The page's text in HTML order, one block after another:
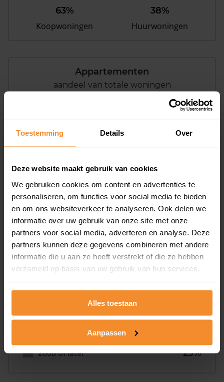
Toestemming Details Over
Deze website maakt gebruik van cookies
We gebruiken cookies om content en advertenties te
personaliseren, om functies voor social media te bieden
en om ons websiteverkeer te analyseren. Ook delen we
informatie over uw gebruik van onze site met onze
partners voor social media, adverteren en analyse. Deze
partners kunnen deze gegevens combineren met andere
informatie die u aan ze heeft verstrekt of die ze hebben
verzameld op basis van uw gebruik van hun services.
Alles toestaan
Aanpassen
63%
Koopwoningen
38%
Huurwoningen
Appartementen
aandeel van totale woningen
0%
Bouwjaar
1946 - 1980
63%
2008 of later
25%